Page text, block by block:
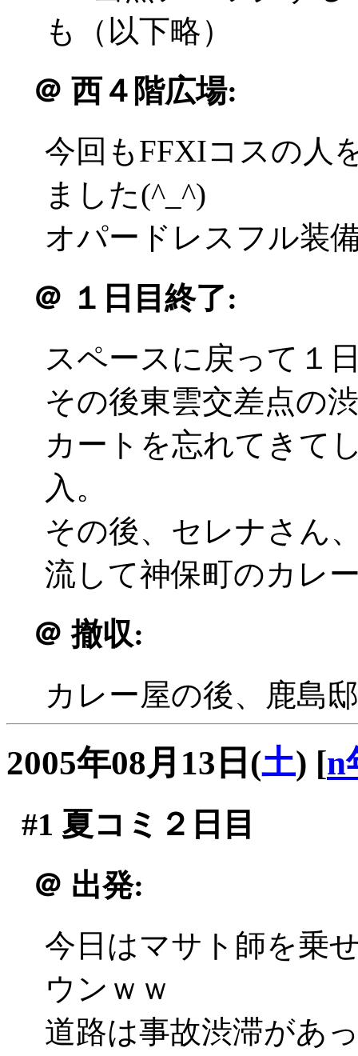
も（以下略）
＠ 西４階広場:
今回もFFXIコスの人
ました(^_^)
オパードレスフル装
＠ １日目終了:
スペースに戻って１
その後東雲交差点の
カートを忘れてきて
入。
その後、セレナさん
流して神保町のカレ
＠ 撤収:
カレー屋の後、鹿島
2005年08月13日(土) [n
#1 夏コミ２日目
＠ 出発:
今日はマサト師を乗
ウンｗｗ
道路は事故渋滞があ